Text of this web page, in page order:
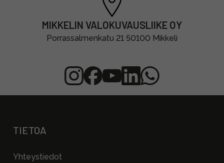
MIKKELIN VALOKUVAUSLIIKE OY
Porrassalmenkatu 21 50100 Mikkeli
TIETOA
Yhteystiedot